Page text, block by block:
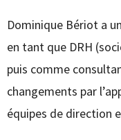
Dominique Bériot a
en tant que DRH
puis comme
changements par
équipes de direction